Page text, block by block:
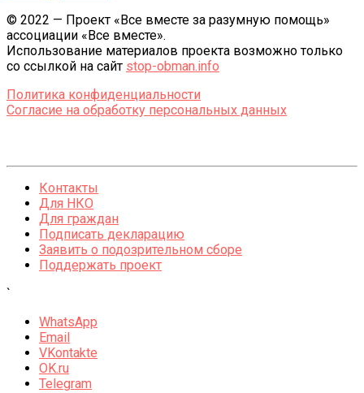
© 2022 — Проект «Все вместе за разумную помощь»
ассоциации «Все вместе».
Использование материалов проекта возможно только
со ссылкой на сайт stop-obman.info
Политика конфиденциальности
Согласие на обработку персональных данных
Контакты
Для НКО
Для граждан
Подписать декларацию
Заявить о подозрительном сборе
Поддержать проект
`
WhatsApp
Email
VKontakte
OK.ru
Telegram